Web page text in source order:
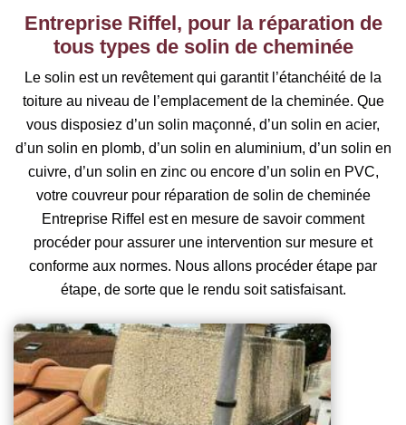
Entreprise Riffel, pour la réparation de
tous types de solin de cheminée
Le solin est un revêtement qui garantit l’étanchéité de la
toiture au niveau de l’emplacement de la cheminée. Que
vous disposiez d’un solin maçonné, d’un solin en acier,
d’un solin en plomb, d’un solin en aluminium, d’un solin en
cuivre, d’un solin en zinc ou encore d’un solin en PVC,
votre couvreur pour réparation de solin de cheminée
Entreprise Riffel est en mesure de savoir comment
procéder pour assurer une intervention sur mesure et
conforme aux normes. Nous allons procéder étape par
étape, de sorte que le rendu soit satisfaisant.